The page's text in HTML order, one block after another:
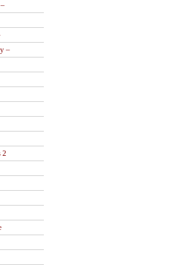
–
2